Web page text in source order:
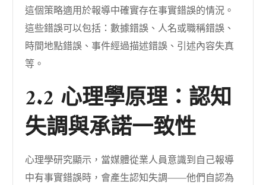
這個策略適用於報導中確實存在事實錯誤的情況。
這些錯誤可以包括：數據錯誤、人名或職稱錯誤、
時間地點錯誤、事件經過描述錯誤、引述內容失真
等。
2.2 心理學原理：認知
失調與承諾一致性
心理學研究顯示，當媒體從業人員意識到自己報導
中有事實錯誤時，會產生認知失調——他們自認為